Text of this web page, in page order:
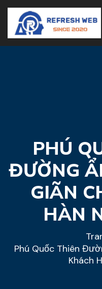
PHÚ
ĐƯỜNG
GIÃN
HÀN
Phú Quốc Thiên
Khách